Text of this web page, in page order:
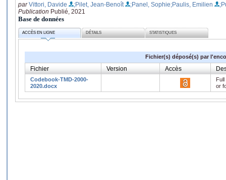
parVittori, Davide ;Pilet, Jean-Benoît ;Panel, Sophie;Paulis, Emilien
Publication Publié, 2021
Base de données
ACCÈS EN LIGNE DÉTAILS STATISTIQUES
Fichier(s) déposé(s) par
Fichier Version Accès
Codebook-TMD-2000-
2020.docx
or